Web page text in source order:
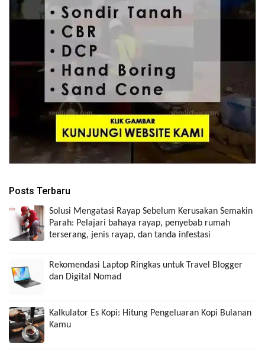
Posts Terbaru
Solusi Mengatasi Rayap Sebelum Kerusakan Semakin
Parah: Pelajari bahaya rayap, penyebab rumah
terserang, jenis rayap, dan tanda infestasi
Rekomendasi Laptop Ringkas untuk Travel Blogger
dan Digital Nomad
Kalkulator Es Kopi: Hitung Pengeluaran Kopi Bulanan
Kamu